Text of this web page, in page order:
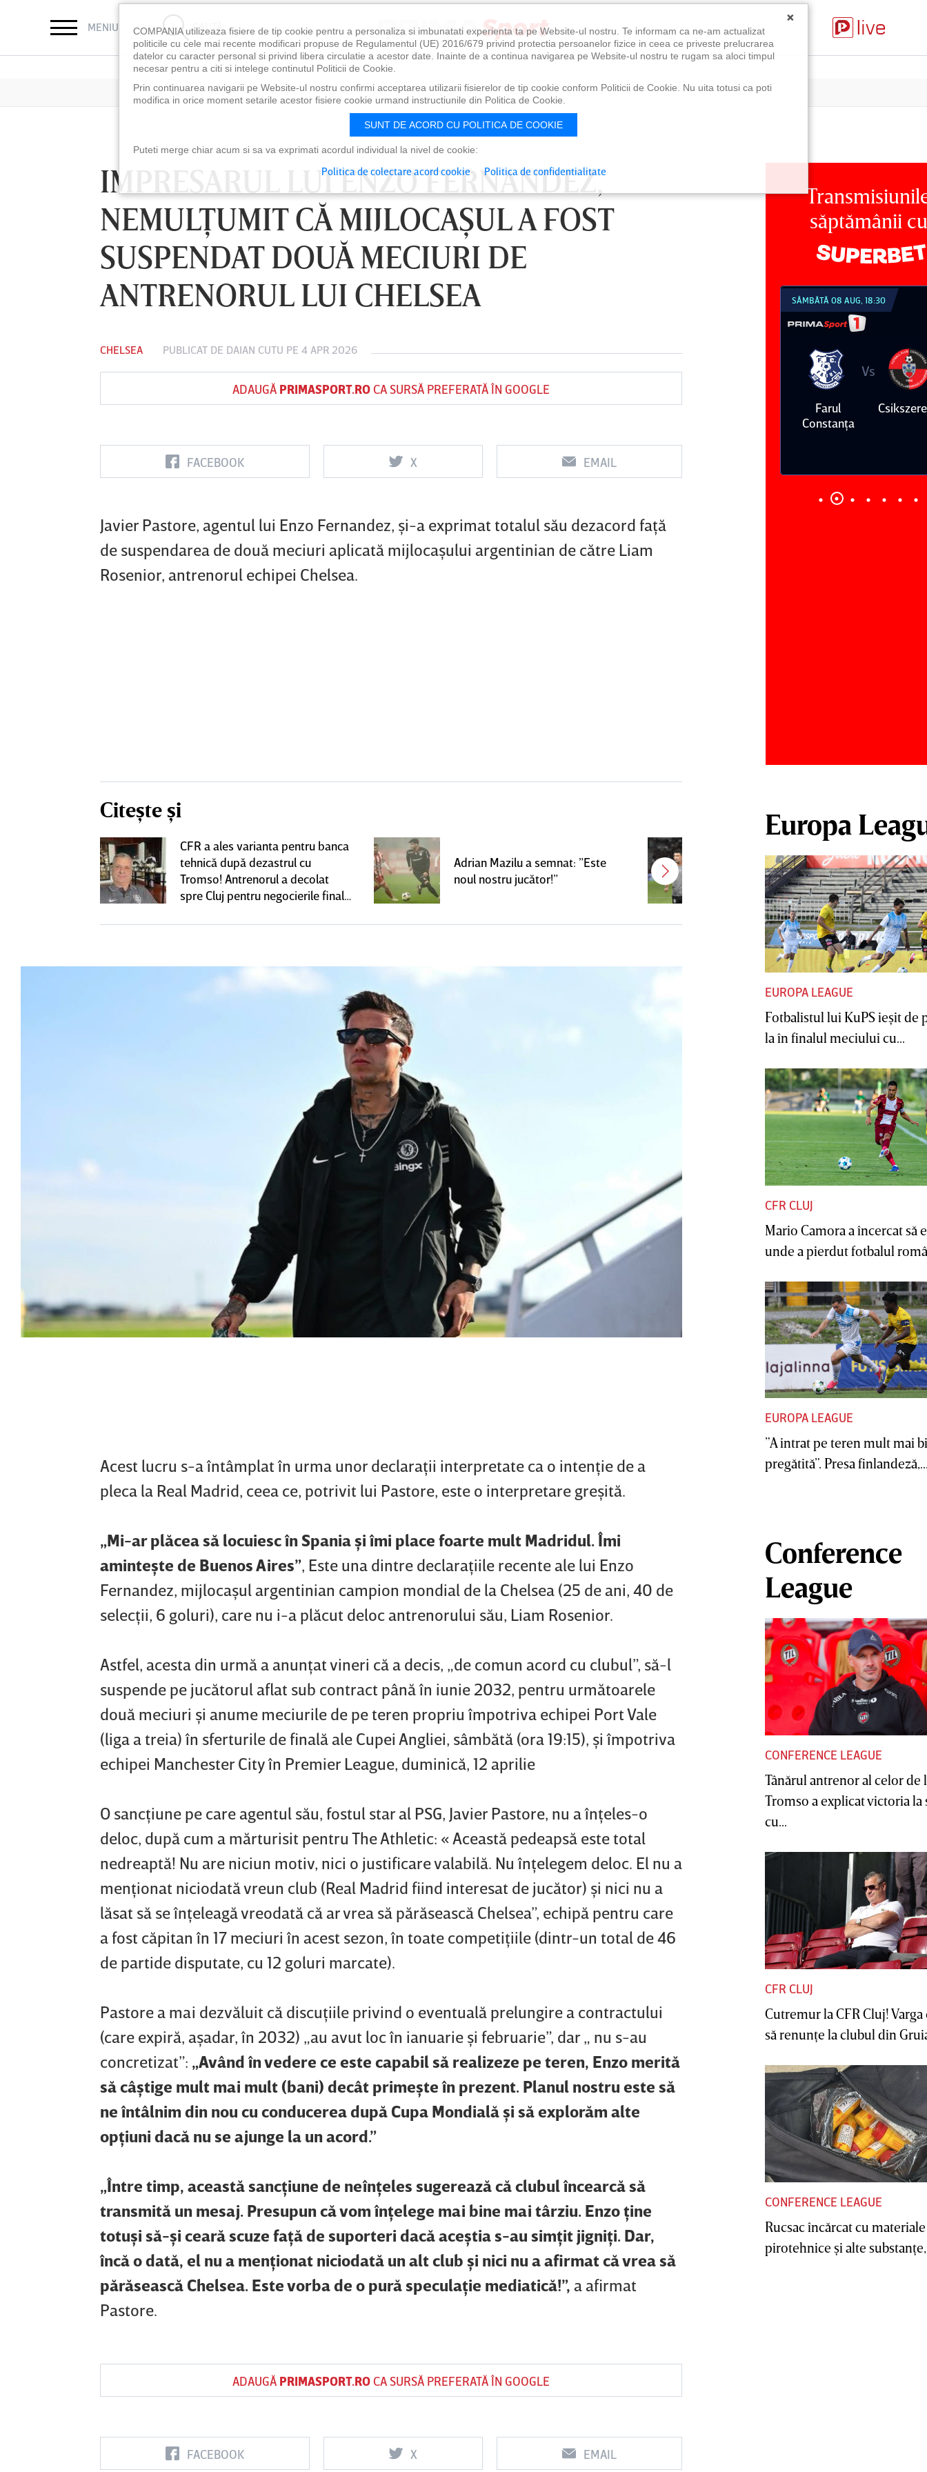
MENIU CAUTĂ
IMPRESARUL LUI ENZO FERNANDEZ,
NEMULŢUMIT CĂ MIJLOCAŞUL A FOST
SUSPENDAT DOUĂ MECIURI DE
ANTRENORUL LUI CHELSEA
CHELSEA PUBLICAT DE DAIAN CUTU PE 4 APR 2026
ADAUGĂ PRIMASPORT.ROCA SURSĂ PREFERATĂ ÎN GOOGLE
FACEBOOK X EMAIL
Javier Pastore, agentul lui Enzo Fernandez, şi-a exprimat totalul său dezacord faţă
de suspendarea de două meciuri aplicată mijlocaşului argentinian de către Liam
Rosenior, antrenorul echipei Chelsea.
Citește și
CFR a ales varianta pentru banca
tehnică după dezastrul cu
Tromso! Antrenorul a decolat
spre Cluj pentru negocierile finale
Adrian Mazilu a semnat: ”Este
noul nostru jucător!”
Antonio Folha a fost demis de la
CFR Cluj! Alţi 3 jucători sunt OUT
Acest lucru s-a întâmplat în urma unor declaraţii interpretate ca o intenţie de a
pleca la Real Madrid, ceea ce, potrivit lui Pastore, este o interpretare greşită.
„Mi-ar plăcea să locuiesc în Spania şi îmi place foarte mult Madridul. Îmi
aminteşte de Buenos Aires”, Este una dintre declaraţiile recente ale lui Enzo
Fernandez, mijlocaşul argentinian campion mondial de la Chelsea (25 de ani, 40 de
selecţii, 6 goluri), care nu i-a plăcut deloc antrenorului său, Liam Rosenior.
Astfel, acesta din urmă a anunţat vineri că a decis, „de comun acord cu clubul”, să-l
suspende pe jucătorul aflat sub contract până în iunie 2032, pentru următoarele
două meciuri şi anume meciurile de pe teren propriu împotriva echipei Port Vale
(liga a treia) în sferturile de finală ale Cupei Angliei, sâmbătă (ora 19:15), şi împotriva
echipei Manchester City în Premier League, duminică, 12 aprilie
O sancţiune pe care agentul său, fostul star al PSG, Javier Pastore, nu a înţeles-o
deloc, după cum a mărturisit pentru The Athletic: « Această pedeapsă este total
nedreaptă! Nu are niciun motiv, nici o justificare valabilă. Nu înţelegem deloc. El nu a
menţionat niciodată vreun club (Real Madrid fiind interesat de jucător) şi nici nu a
lăsat să se înţeleagă vreodată că ar vrea să părăsească Chelsea”, echipă pentru care
a fost căpitan în 17 meciuri în acest sezon, în toate competiţiile (dintr-un total de 46
de partide disputate, cu 12 goluri marcate).
Pastore a mai dezvăluit că discuţiile privind o eventuală prelungire a contractului
(care expiră, aşadar, în 2032) „au avut loc în ianuarie şi februarie”, dar „ nu s-au
concretizat”: „Având în vedere ce este capabil să realizeze pe teren, Enzo merită
să câştige mult mai mult (bani) decât primeşte în prezent. Planul nostru este să
ne întâlnim din nou cu conducerea după Cupa Mondială şi să explorăm alte
opţiuni dacă nu se ajunge la un acord.”
„Între timp, această sancţiune de neînţeles sugerează că clubul încearcă să
transmită un mesaj. Presupun că vom înţelege mai bine mai târziu. Enzo ţine
totuşi să-şi ceară scuze faţă de suporteri dacă aceştia s-au simţit jigniţi. Dar,
încă o dată, el nu a menţionat niciodată un alt club şi nici nu a afirmat că vrea să
părăsească Chelsea. Este vorba de o pură speculaţie mediatică!”, a afirmat
Pastore.
ADAUGĂ PRIMASPORT.ROCA SURSĂ PREFERATĂ ÎN GOOGLE
FACEBOOK X EMAIL
săptămânii cu
LUNI 10 AUG, 18:30
FC Botoşani
Vs
Corvinul
LUNI 10 AUG, 21:30
Sepsi OSK Sf
Vs
FCSB
VINERI 07 AUG, 21:00
UTA Arad
0
Vs
Rapid
0
Farul
Vs
SÂMBĂTĂ 08 AUG, 21:30
Dinamo
Vs
FC
Europa
EUROPA LEAGUE
Fotbalistul lui KuPS ieşit de
la în finalul meciului cu...
CFR CLUJ
Mario Camora a încercat să
unde a pierdut fotbalul
EUROPA LEAGUE
”A intrat pe teren mult mai
pregătită”. Presa
Conference
League
CONFERENCE LEAGUE
Tânărul antrenor al celor de
Tromso a explicat victoria la
cu...
CFR CLUJ
Cutremur la CFR Cluj! Varga
să renunţe la clubul din
CONFERENCE LEAGUE
Rucsac încărcat cu materiale
pirotehnice şi alte substanţe,
×
COMPANIA utilizeaza fisiere de tip cookie pentru a personaliza si imbunatati experienta ta pe Website-ul nostru. Te informam ca ne-am actualizat
politicile cu cele mai recente modificari propuse de Regulamentul (UE) 2016/679 privind protectia persoanelor fizice in ceea ce priveste prelucrarea
datelor cu caracter personal si privind libera circulatie a acestor date. Inainte de a continua navigarea pe Website-ul nostru te rugam sa aloci timpul
necesar pentru a citi si intelege continutul Politicii de Cookie.
Prin continuarea navigarii pe Website-ul nostru confirmi acceptarea utilizarii fisierelor de tip cookie conform Politicii de Cookie. Nu uita totusi ca poti
modifica in orice moment setarile acestor fisiere cookie urmand instructiunile din Politica de Cookie.
SUNT DE ACORD CU POLITICA DE COOKIE
Puteti merge chiar acum si sa va exprimati acordul individual la nivel de cookie:
Politica de colectare acord cookie Politica de confidentialitate